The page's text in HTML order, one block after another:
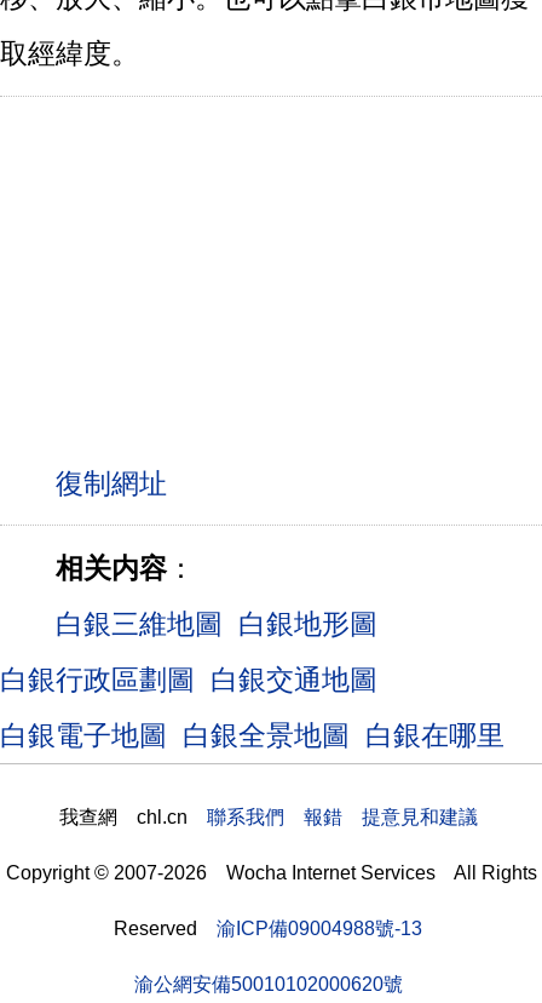
取經緯度。
相关内容：
白銀三維地圖
白銀地形圖
白銀行政區劃圖
白銀交通地圖
白銀電子地圖
白銀全景地圖 白銀在哪里
我查網 chl.cn 聯系我們 報錯 提意見和建議
Copyright © 2007-2026 Wocha Internet Services All Rights
Reserved 渝ICP備09004988號-13
渝公網安備50010102000620號